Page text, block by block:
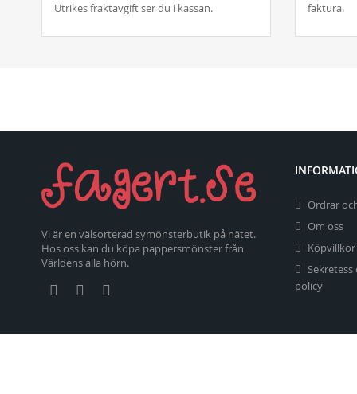
Utrikes fraktavgift ser du i kassan.
faktura.
Vi är en välsorterad symönsterbutik på nätet.
Hos oss kan du köpa pappersmönster från
Världens alla hörn.
Ordrar
Om oss
Köpvillkor
Sekretess
policy